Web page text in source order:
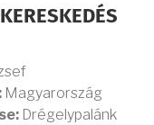
Magyarország
Drégelypalánk